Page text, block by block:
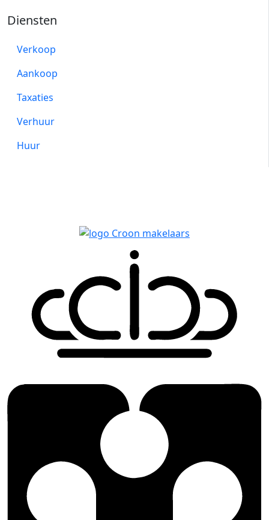
Diensten
Verkoop
Aankoop
Taxaties
Verhuur
Huur